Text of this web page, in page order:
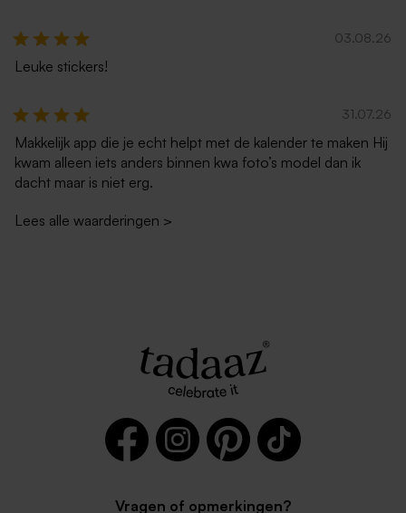
03.08.26
Leuke stickers!
31.07.26
Makkelijk app die je echt helpt met de kalender te maken Hij
kwam alleen iets anders binnen kwa foto’s model dan ik
dacht maar is niet erg.
Lees alle waarderingen >
Vragen of opmerkingen?